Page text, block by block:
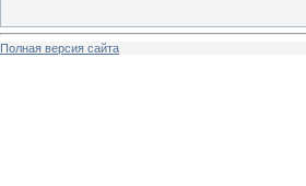
Полная версия сайта